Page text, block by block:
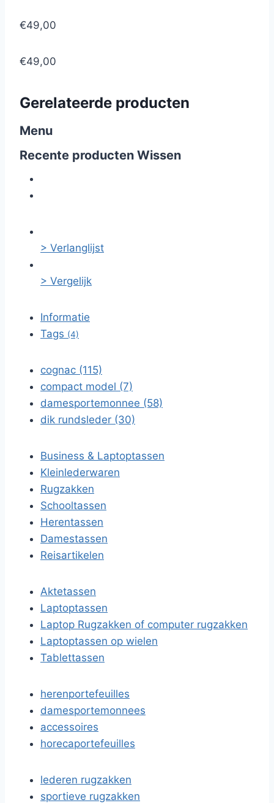
€49,00
€49,00
Gerelateerde producten
Menu
Recente producten Wissen
> Verlanglijst
> Vergelijk
Informatie
Tags (4)
cognac (115)
compact model (7)
damesportemonnee (58)
dik rundsleder (30)
Business & Laptoptassen
Kleinlederwaren
Rugzakken
Schooltassen
Herentassen
Damestassen
Reisartikelen
Aktetassen
Laptoptassen
Laptop Rugzakken of computer rugzakken
Laptoptassen op wielen
Tablettassen
herenportefeuilles
damesportemonnees
accessoires
horecaportefeuilles
lederen rugzakken
sportieve rugzakken